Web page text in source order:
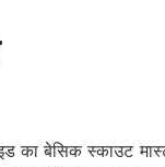
का बेसिक स्काउट